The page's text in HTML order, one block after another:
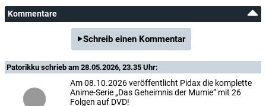
Kommentare
Schreib einen Kommentar
Patorikku schrieb am 28.05.2026, 23.35 Uhr:
Am 08.10.2026 veröffentlicht Pidax die komplette
Anime-Serie „Das Geheimnis der Mumie” mit 26
Folgen auf DVD!